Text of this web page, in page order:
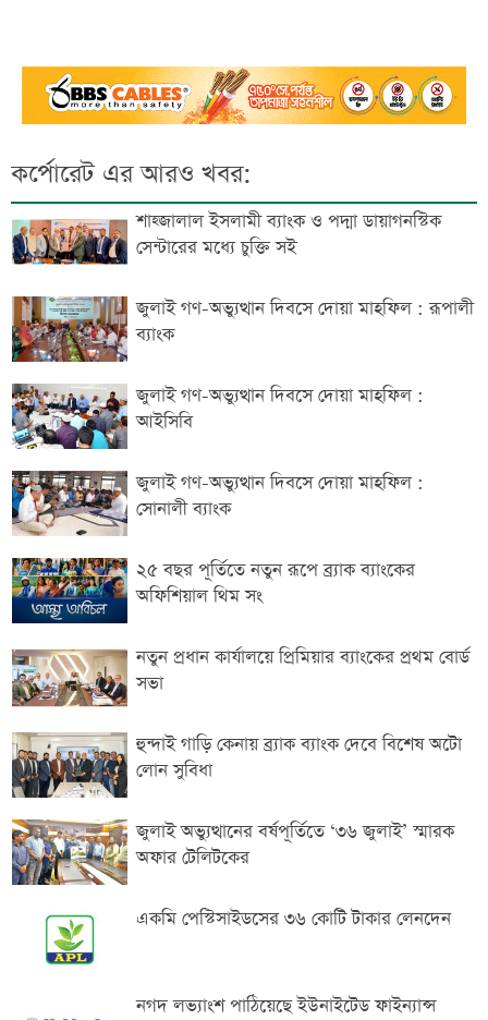
কর্পোরেট এর আরও খবর:
শাহ্জালাল ইসলামী ব্যাংক ও পদ্মা ডায়াগনস্টিক
সেন্টারের মধ্যে চুক্তি সই
জুলাই গণ-অভ্যুত্থান দিবসে দোয়া মাহফিল : রূপালী
ব্যাংক
জুলাই গণ-অভ্যুত্থান দিবসে দোয়া মাহফিল :
আইসিবি
জুলাই গণ-অভ্যুত্থান দিবসে দোয়া মাহফিল :
সোনালী ব্যাংক
২৫ বছর পূর্তিতে নতুন রূপে ব্র্যাক ব্যাংকের
অফিশিয়াল থিম সং
নতুন প্রধান কার্যালয়ে প্রিমিয়ার ব্যাংকের প্রথম বোর্ড
সভা
হুন্দাই গাড়ি কেনায় ব্র্যাক ব্যাংক দেবে বিশেষ অটো
লোন সুবিধা
জুলাই অভ্যুত্থানের বর্ষপূর্তিতে ‘৩৬ জুলাই’ স্মারক
অফার টেলিটকের
একমি পেস্টিসাইডসের ৩৬ কোটি টাকার লেনদেন
নগদ লভ্যাংশ পাঠিয়েছে ইউনাইটেড ফাইন্যান্স